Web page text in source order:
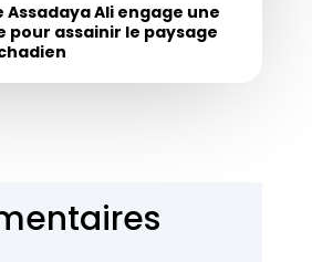
Assadaya Ali engage une
pour assainir le paysage